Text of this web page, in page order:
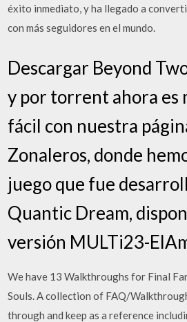
éxito inmediato, y ha llegado a
con más seguidores en el mundo.
Descargar Beyond
y por torrent ahora es
fácil con nuestra
Zonaleros, donde
juego que fue
Quantic Dream,
versión MULTi23-
We have 13 Walkthroughs for Final
Souls. A collection of FAQ/
through and keep as a reference